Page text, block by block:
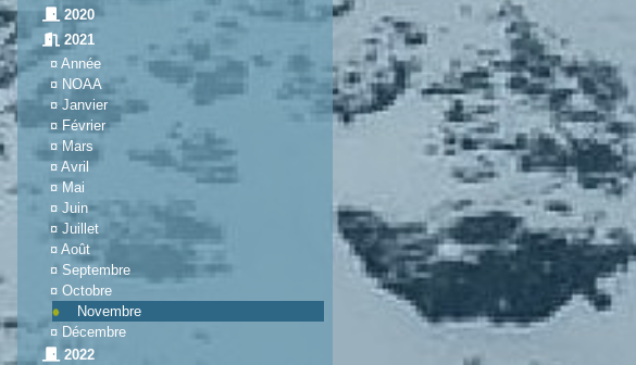
2020
2021
¤ Année
¤ NOAA
¤ Janvier
¤ Février
¤Mars
¤ Avril
¤Mai
¤ Juin
¤ Juillet
¤ Août
¤ Septembre
¤ Octobre
Novembre
¤ Décembre
2022